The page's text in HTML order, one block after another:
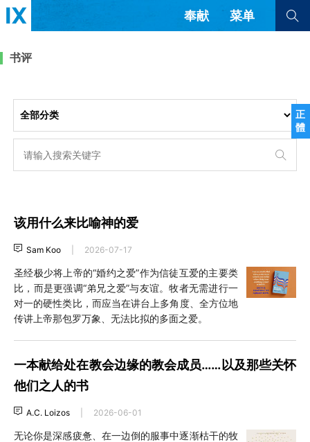
正
體
奉献 菜单
文章 书评 访谈 问答
来信
福音传讲与宣教
团契生活与祷告
查看全部
查看全部
西班牙语
葡萄牙语
乌兹别克语
越南语
意大利语
德语
韩语
土耳其语
阿拉伯语
阿尔巴尼亚语
塞尔维亚语 柬埔寨语
书评
该用什么来比喻神的爱
Sam Koo 2026-07-17
圣经极少将上帝的“婚约之爱”作为信徒互爱的主要类
比，而是更强调“弟兄之爱”与友谊。牧者无需进行一
对一的硬性类比，而应当在讲台上多角度、全方位地
传讲上帝那包罗万象、无法比拟的多面之爱。
一本献给处在教会边缘的教会成员……以及那些关怀
他们之人的书
A.C. Loizos 2026-06-01
无论你是深感疲惫、在一边倒的服事中逐渐枯干的牧